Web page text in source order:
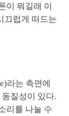
이 뭐길래 이
끄럽게 떠드는
라는 측면에
질성이 있다.
리를 나눌 수